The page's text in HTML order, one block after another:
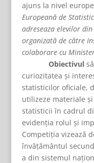
ajuns la nivel
Europeană de
adreseaza elevilor
organizată de către
colaborare cu
Obiectivul
curiozitatea și
statisticilor oficiale,
utilizeze materiale
statisticii în cadrul
evidenția rolul și
Competiția vizează
învățământul
a din sistemul